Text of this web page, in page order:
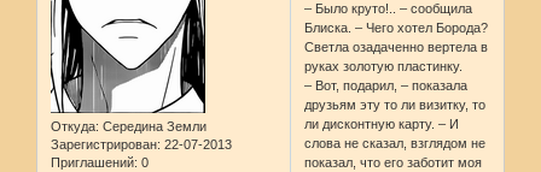
Откуда: Середина Земли
Зарегистрирован: 22-07-2013
Приглашений: 0
– Было круто!.. – сообщила
Блиска. – Чего хотел Борода?
Светла озадаченно вертела в
руках золотую пластинку.
– Вот, подарил, – показала
друзьям эту то ли визитку, то
ли дисконтную карту. – И
слова не сказал, взглядом не
показал, что его заботит моя